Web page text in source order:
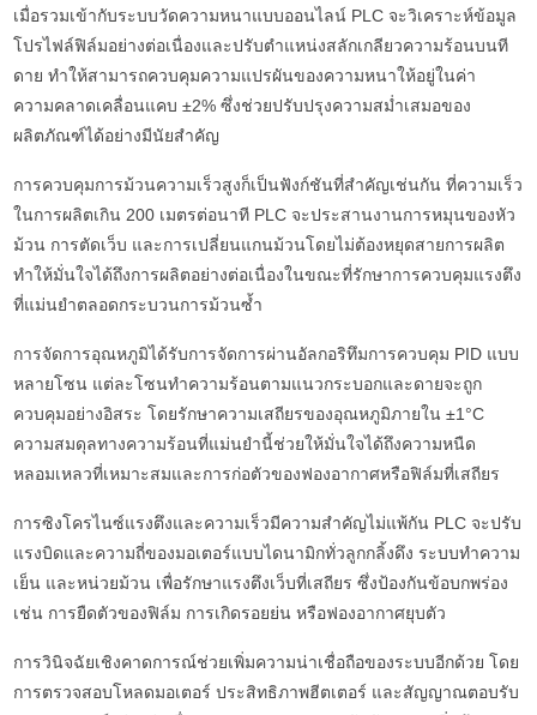
เมื่อรวมเข้ากับระบบวัดความหนาแบบออนไลน์ PLC จะวิเคราะห์ข้อมูล
โปรไฟล์ฟิล์มอย่างต่อเนื่องและปรับตำแหน่งสลักเกลียวความร้อนบนที
ดาย ทำให้สามารถควบคุมความแปรผันของความหนาให้อยู่ในค่า
ความคลาดเคลื่อนแคบ ±2% ซึ่งช่วยปรับปรุงความสม่ำเสมอของ
ผลิตภัณฑ์ได้อย่างมีนัยสำคัญ
การควบคุมการม้วนความเร็วสูงก็เป็นฟังก์ชันที่สำคัญเช่นกัน ที่ความเร็ว
ในการผลิตเกิน 200 เมตรต่อนาที PLC จะประสานงานการหมุนของหัว
ม้วน การตัดเว็บ และการเปลี่ยนแกนม้วนโดยไม่ต้องหยุดสายการผลิต
ทำให้มั่นใจได้ถึงการผลิตอย่างต่อเนื่องในขณะที่รักษาการควบคุมแรงตึง
ที่แม่นยำตลอดกระบวนการม้วนซ้ำ
การจัดการอุณหภูมิได้รับการจัดการผ่านอัลกอริทึมการควบคุม PID แบบ
หลายโซน แต่ละโซนทำความร้อนตามแนวกระบอกและดายจะถูก
ควบคุมอย่างอิสระ โดยรักษาความเสถียรของอุณหภูมิภายใน ±1°C
ความสมดุลทางความร้อนที่แม่นยำนี้ช่วยให้มั่นใจได้ถึงความหนืด
หลอมเหลวที่เหมาะสมและการก่อตัวของฟองอากาศหรือฟิล์มที่เสถียร
การซิงโครไนซ์แรงตึงและความเร็วมีความสำคัญไม่แพ้กัน PLC จะปรับ
แรงบิดและความถี่ของมอเตอร์แบบไดนามิกทั่วลูกกลิ้งดึง ระบบทำความ
เย็น และหน่วยม้วน เพื่อรักษาแรงตึงเว็บที่เสถียร ซึ่งป้องกันข้อบกพร่อง
เช่น การยืดตัวของฟิล์ม การเกิดรอยย่น หรือฟองอากาศยุบตัว
การวินิจฉัยเชิงคาดการณ์ช่วยเพิ่มความน่าเชื่อถือของระบบอีกด้วย โดย
การตรวจสอบโหลดมอเตอร์ ประสิทธิภาพฮีตเตอร์ และสัญญาณตอบรับ